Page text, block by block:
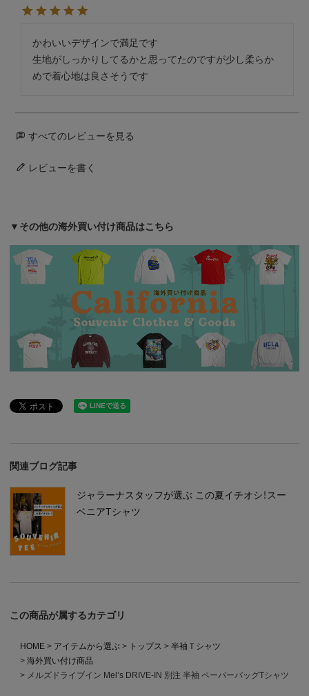
かわいいデザインで満足です
生地がしっかりしてるかと思ってたのですが少し柔らか
めで着心地は良さそうです
すべてのレビューを見る
レビューを書く
▼その他の海外買い付け商品はこちら
関連ブログ記事
ジャラーナスタッフが選ぶ この夏イチオシ！スー
ベニアTシャツ
この商品が属するカテゴリ
HOME アイテムから選ぶ トップス
半袖Ｔシャツ
海外買い付け商品
メルズドライブイン Mel’s DRIVE-IN 別注 半袖 ペーパーバッグTシャツ